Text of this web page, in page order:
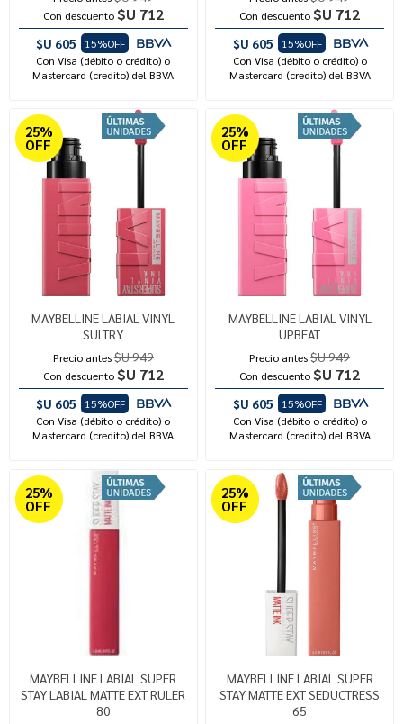
Con descuento $U 712
$U 605
15%OFF
Con Visa (débito o crédito) o
Mastercard (credito) del BBVA
Con descuento $U 712
$U 605
15%OFF
Con Visa (débito o crédito) o
Mastercard (credito) del BBVA
25%
OFF
MAYBELLINE LABIAL VINYL
SULTRY
Precio antes$U 949
Con descuento $U 712
$U 605
15%OFF
Con Visa (débito o crédito) o
Mastercard (credito) del BBVA
25%
OFF
MAYBELLINE LABIAL VINYL
UPBEAT
Precio antes$U 949
Con descuento $U 712
$U 605
15%OFF
Con Visa (débito o crédito) o
Mastercard (credito) del BBVA
25%
OFF
MAYBELLINE LABIAL SUPER
STAY LABIAL MATTE EXT RULER
80
25%
OFF
MAYBELLINE LABIAL SUPER
STAY MATTE EXT SEDUCTRESS
65